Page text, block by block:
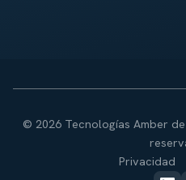
© 2026 Tecnologías Amber
Privacidad